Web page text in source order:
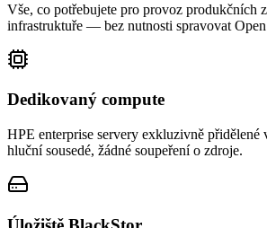
Vše, co potřebujete pro provoz produkčních
infrastruktuře — bez nutnosti spravovat
Dedikovaný compute
HPE enterprise servery exkluzivně přidělené
hluční sousedé, žádné soupeření o zdroje.